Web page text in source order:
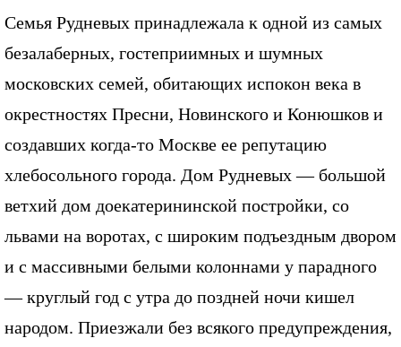
Семья Рудневых принадлежала к одной из самых
безалаберных, гостеприимных и шумных
московских семей, обитающих испокон века в
окрестностях Пресни, Новинского и Конюшков и
создавших когда-то Москве ее репутацию
хлебосольного города. Дом Рудневых — большой
ветхий дом доекатерининской постройки, со
львами на воротах, с широким подъездным двором
и с массивными белыми колоннами у парадного
— круглый год с утра до поздней ночи кишел
народом. Приезжали без всякого предупреждения,